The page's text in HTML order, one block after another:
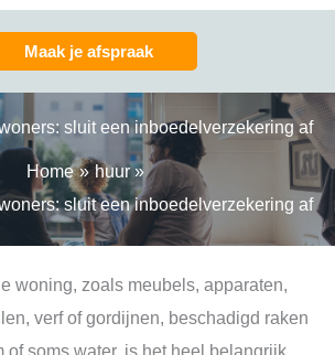
Maak je afspraak
sluit een inboedelverzekering af
Home
huur
sluit een inboedelverzekering af
woning, zoals meubels, apparaten,
verf of gordijnen, beschadigd raken
of soms water, is het heel belangrijk